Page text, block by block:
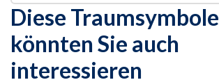
Diese Traumsymbole
könnten Sie auch
interessieren